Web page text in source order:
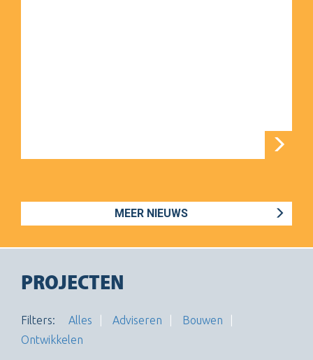
MEER NIEUWS
PROJECTEN
Filters: Alles Adviseren
Bouwen
Ontwikkelen